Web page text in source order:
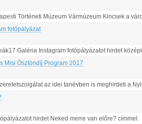
Történeti Múzeum Vármúzeum Kincsek a
fotópályázat
Galéria Instagram fotópályázatot hirdet
Misi Ösztöndíj Program 2017
az idei tanévben is meghirdeti a
hirdet Neked merre van előre? címmel.